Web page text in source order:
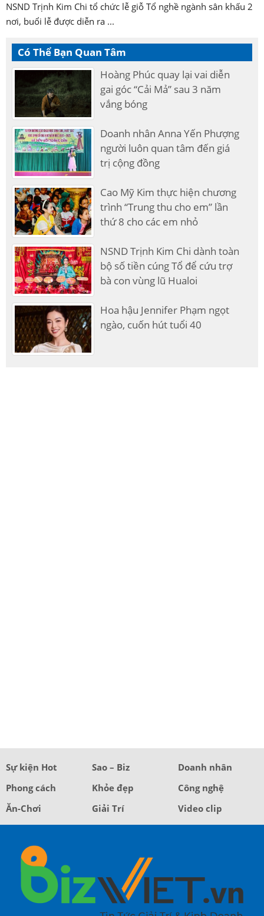
NSND Trịnh Kim Chi tổ chức lễ giỗ Tổ nghề ngành sân khấu 2
nơi, buổi lễ được diễn ra ...
Có Thể Bạn Quan Tâm
Hoàng Phúc quay lại vai diễn
gai góc “Cải Mả” sau 3 năm
vắng bóng
Doanh nhân Anna Yến Phượng
người luôn quan tâm đến giá
trị cộng đồng
Cao Mỹ Kim thực hiện chương
trình “Trung thu cho em” lần
thứ 8 cho các em nhỏ
NSND Trịnh Kim Chi dành toàn
bộ số tiền cúng Tổ để cứu trợ
bà con vùng lũ Hualoi
Hoa hậu Jennifer Phạm ngọt
ngào, cuốn hút tuổi 40
Sự kiện Hot Sao – Biz
Doanh nhân
Phong cách
Khỏe đẹp
Công nghệ
Ăn-Chơi
Giải Trí Video clip